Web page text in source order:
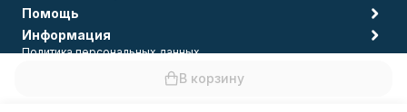
В корзину
Помощь
Информация
Политика персональных данных